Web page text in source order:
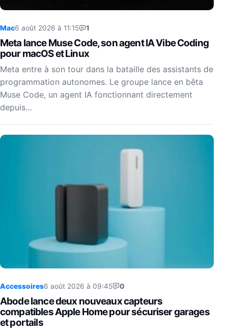
Mac6 août 2026 à 11:15 1
Meta lance Muse Code, son agent IA Vibe Coding
pour macOS et Linux
Meta entre à son tour dans la bataille des assistants de
programmation autonomes. Le groupe lance en bêta
Muse Code, un agent IA fonctionnant directement
depuis…
Accessoires6 août 2026 à 09:45 0
Abode lance deux nouveaux capteurs
compatibles Apple Home pour sécuriser garages
et portails